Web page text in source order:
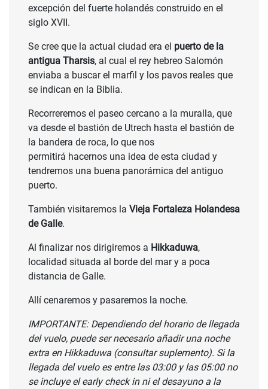
CONSULTAR
PRECIO
excepción del fuerte holandés construido en el
siglo XVII.
Se cree que la actual ciudad era el puerto de la
antigua Tharsis, al cual el rey hebreo Salomón
enviaba a buscar el marfil y los pavos reales que
se indican en la Biblia.
Recorreremos el paseo cercano a la muralla, que
va desde el bastión de Utrech hasta el bastión de
la bandera de roca, lo que nos
permitirá hacernos una idea de esta ciudad y
tendremos una buena panorámica del antiguo
puerto.
También visitaremos la Vieja Fortaleza Holandesa
de Galle.
Al finalizar nos dirigiremos a Hikkaduwa,
localidad situada al borde del mar y a poca
distancia de Galle.
Allí cenaremos y pasaremos la noche.
IMPORTANTE: Dependiendo del horario de llegada
del vuelo, puede ser necesario añadir una noche
extra en Hikkaduwa (consultar suplemento). Si la
llegada del vuelo es entre las 03:00 y las 05:00 no
se incluye el early check in ni el desayuno a la